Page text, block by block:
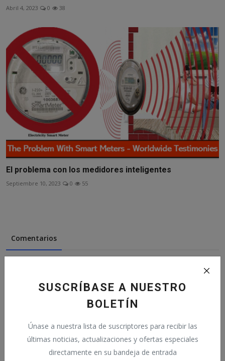
SUSCRÍBASE A NUESTRO
BOLETÍN
Únase a nuestra lista de suscriptores para recibir las
últimas noticias, actualizaciones y ofertas especiales
directamente en su bandeja de entrada
Abril 4, 2023 0 38
El problema con los medidores inteligentes
Septiembre 10, 2023 0 55
Comentarios